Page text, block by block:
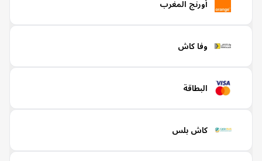
أورنج المغرب
وفا كاش
البطاقة
كاش بلس